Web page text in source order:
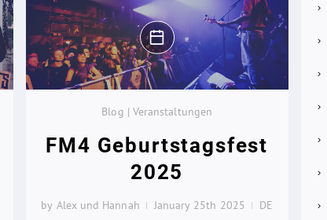
Blog | Veranstaltungen
FM4 Geburtstagsfest
2025
by Alex und Hannah January 25th 2025 DE